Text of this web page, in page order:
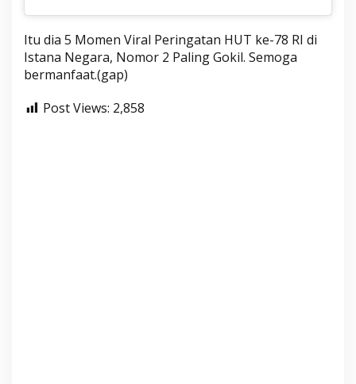
Itu dia 5 Momen Viral Peringatan HUT ke-78 RI di
Istana Negara, Nomor 2 Paling Gokil. Semoga
bermanfaat.(gap)
Post Views: 2,858